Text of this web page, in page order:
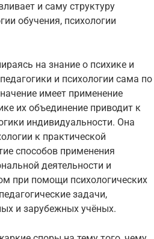
и саму структуру
обучения, психологии
на знание о психике и
и психологии сама по
имеет применение
их объединение приводит к
индивидуальности. Она
к практической
способов применения
деятельности и
при помощи психологических
задачи,
и зарубежных учёных.